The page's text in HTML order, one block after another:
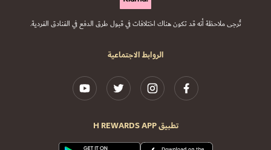
الروابط الاجتماعية
تطبيق H REWARDS APP
تُرجى ملاحظة أنه قد تكون هناك اختلافات في قبول طرق الدفع في الفنادق الفردية.